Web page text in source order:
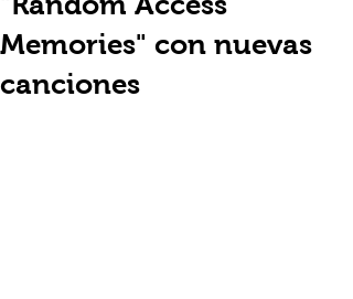
Memories" con nuevas
canciones